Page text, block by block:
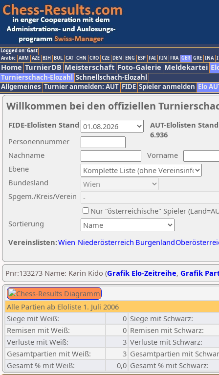
Logged on: Gast
Arabic ARM AZE BIH BUL CAT CHN CRO CZE DEN ENG ESP FAI FIN FRA GER GRE INA
Home TurnierDB Meisterschaft Foto-Galerie Meldekartei
Turnierschach-Elozahl Schnellschach-Elozahl
Allgemeines Turnier anmelden: AUT FIDE Spieler anmelden Elo
Willkommen bei den offiziellen
Nachname
Vorname
Ebene
Sortierung
Personennummer
Bundesland
Spgem./Kreis/Verein
Nur "österreichische" Spieler
Vereinslisten:Wien Niederösterreich Burgenland
AUT-Elolisten
6.936
FIDE-Elolisten Stand
Pnr:133273 Name: Karin Kido (Grafik Elo-Zeitreihe, Grafik
Alle Partien ab Eloliste 1. Juli 2006
Siege mit Weiß:
0 Siege mit Schwarz:
Remisen mit Weiß:
0 Remisen mit Schwarz:
Verluste mit Weiß:
3 Verluste mit Schwarz:
Gesamtpartien mit Weiß:
3 Gesamtpartien mit
Gesamt % mit Weiß:
0,0 Gesamt % mit Schwarz: